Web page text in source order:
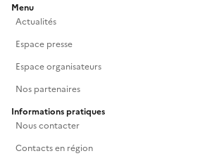
Menu
Actualités
Espace presse
Espace organisateurs
Nos partenaires
Informations pratiques
Nous contacter
Contacts en région